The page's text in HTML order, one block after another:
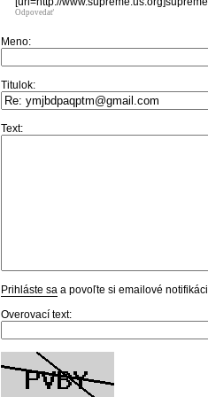
Odpovedať
Meno:
Titulok:
Text:
Prihláste sa a povoľte si emailové
Overovací text: